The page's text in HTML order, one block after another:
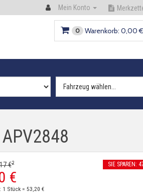
Mein Konto
0 Warenkorb: 0,00 €
€2
€
SIE SPAREN:
1 Stück = 53,20 €